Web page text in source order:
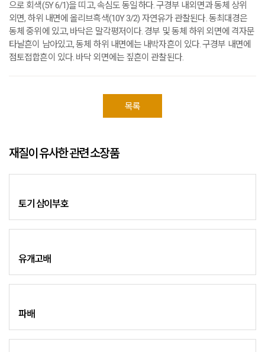
으로 회색(5Y 6/1)을 띠고, 속심도 동일하다. 구경부 내외면과 동체 상위
외면, 하위 내면에 올리브흑색(10Y 3/2) 자연유가 관찰된다. 동최대경은
동체 중위에 있고, 바닥은 말각평저이다. 경부 및 동체 하위 외면에 격자문
타날흔이 남아있고, 동체 하위 내면에는 내박자흔이 있다. 구경부 내면에
점토접합흔이 있다. 바닥 외면에는 짚흔이 관찰된다.
목록
재질이 유사한 관련 소장품
토기 삼이부호
유개고배
파배